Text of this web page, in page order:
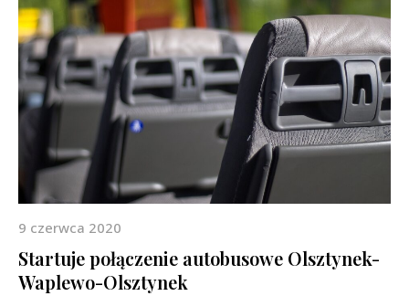
9 czerwca 2020
Startuje połączenie autobusowe Olsztynek-
Waplewo-Olsztynek